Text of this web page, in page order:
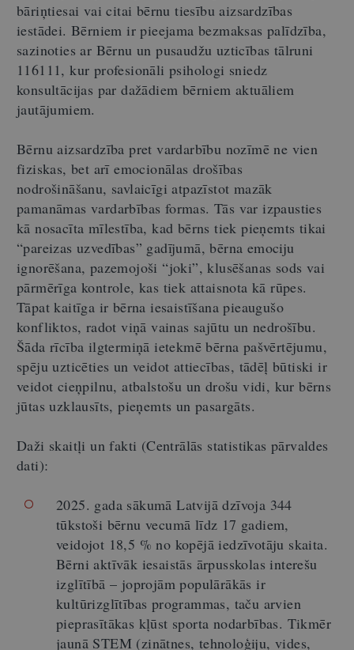
bāriņtiesai vai citai bērnu tiesību aizsardzības
iestādei. Bērniem ir pieejama bezmaksas palīdzība,
sazinoties ar Bērnu un pusaudžu uzticības tālruni
116111, kur profesionāli psihologi sniedz
konsultācijas par dažādiem bērniem aktuāliem
jautājumiem.
Bērnu aizsardzība pret vardarbību nozīmē ne vien
fiziskas, bet arī emocionālas drošības
nodrošināšanu, savlaicīgi atpazīstot mazāk
pamanāmas vardarbības formas. Tās var izpausties
kā nosacīta mīlestība, kad bērns tiek pieņemts tikai
“pareizas uzvedības” gadījumā, bērna emociju
ignorēšana, pazemojoši “joki”, klusēšanas sods vai
pārmērīga kontrole, kas tiek attaisnota kā rūpes.
Tāpat kaitīga ir bērna iesaistīšana pieaugušo
konfliktos, radot viņā vainas sajūtu un nedrošību.
Šāda rīcība ilgtermiņā ietekmē bērna pašvērtējumu,
spēju uzticēties un veidot attiecības, tādēļ būtiski ir
veidot cieņpilnu, atbalstošu un drošu vidi, kur bērns
jūtas uzklausīts, pieņemts un pasargāts.
Daži skaitļi un fakti (Centrālās statistikas pārvaldes
dati):
2025. gada sākumā Latvijā dzīvoja 344
tūkstoši bērnu vecumā līdz 17 gadiem,
veidojot 18,5 % no kopējā iedzīvotāju skaita.
Bērni aktīvāk iesaistās ārpusskolas interešu
izglītībā – joprojām populārākās ir
kultūrizglītības programmas, taču arvien
pieprasītākas kļūst sporta nodarbības. Tikmēr
jaunā STEM (zinātnes, tehnoloģiju, vides,